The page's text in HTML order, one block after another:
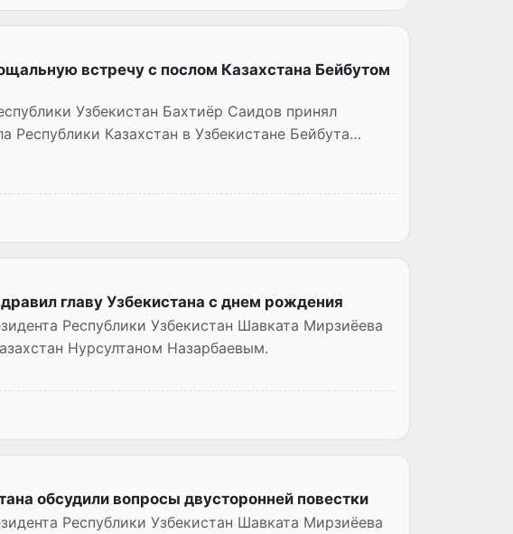
встречу с послом Казахстана Бейбутом
Узбекистан Бахтиёр Саидов принял
Казахстан в Узбекистане Бейбута
главу Узбекистана с днем рождения
Республики Узбекистан Шавката Мирзиёева
Нурсултаном Назарбаевым.
обсудили вопросы двусторонней повестки
Республики Узбекистан Шавката Мирзиёева